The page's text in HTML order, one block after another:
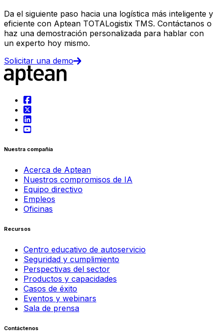
Da el siguiente paso hacia una logística más inteligente y
eficiente con Aptean TOTALogistix TMS. Contáctanos o
haz una demostración personalizada para hablar con
un experto hoy mismo.
Solicitar una demo
Nuestra compañía
Acerca de Aptean
Nuestros compromisos de IA
Equipo directivo
Empleos
Oficinas
Recursos
Centro educativo de autoservicio
Seguridad y cumplimiento
Perspectivas del sector
Productos y capacidades
Casos de éxito
Eventos y webinars
Sala de prensa
Contáctenos